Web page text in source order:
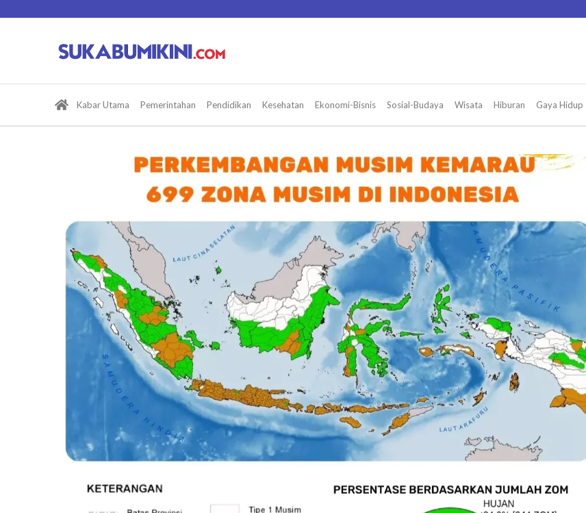
Kabar Utama Pemerintahan Pendidikan Kesehatan Ekonomi-Bisnis Sosial-Budaya Wisata Hiburan Gaya Hidup